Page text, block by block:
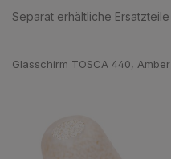
Separat erhältliche Ersatzteile
Glasschirm TOSCA 440, Amber